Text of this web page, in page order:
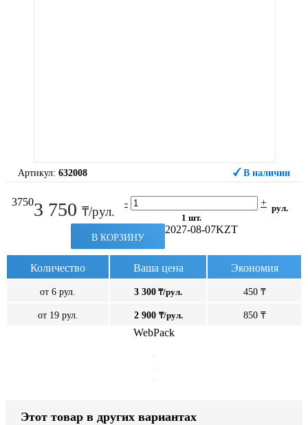
Артикул: 632008 В наличии
37503 750 ₸/рул.
- +
1 шт.
рул.
В КОРЗИНУ
2027-08-07KZT
Количество Ваша цена Экономия
от 6 рул. 3 300 ₸/рул. 450 ₸
от 19 рул. 2 900 ₸/рул. 850 ₸
WebPack
Этот товар в других вариантах